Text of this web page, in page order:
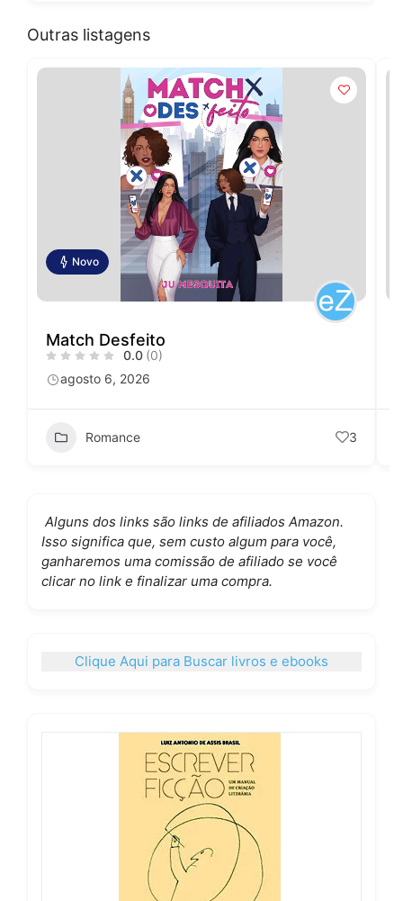
Outras listagens
Novo
Match Desfeito
0.0 (0)
agosto 6, 2026
Romance 3
Alguns dos links são links de afiliados Amazon.
Isso significa que, sem custo algum para você,
ganharemos uma comissão de afiliado se você
clicar no link e finalizar uma compra.
Clique Aqui para Buscar livros e ebooks